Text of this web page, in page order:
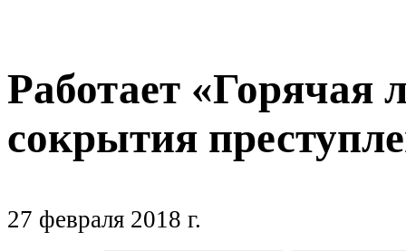
Работает «Горячая
сокрытия
27 февраля 2018 г.